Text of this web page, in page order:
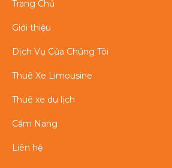
Trang Chủ
Giới thiệu
Dịch Vụ Của Chúng Tôi
Thuê Xe Limousine
Thuê xe du lịch
Cẩm Nang
Liên hệ